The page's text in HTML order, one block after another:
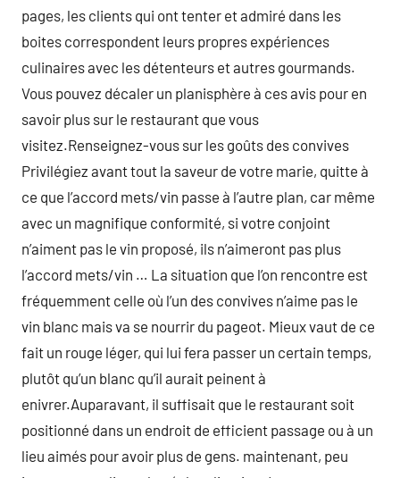
pages, les clients qui ont tenter et admiré dans les
boites correspondent leurs propres expériences
culinaires avec les détenteurs et autres gourmands.
Vous pouvez décaler un planisphère à ces avis pour en
savoir plus sur le restaurant que vous
visitez.Renseignez-vous sur les goûts des convives
Privilégiez avant tout la saveur de votre marie, quitte à
ce que l’accord mets/vin passe à l’autre plan, car même
avec un magnifique conformité, si votre conjoint
n’aiment pas le vin proposé, ils n’aimeront pas plus
l’accord mets/vin … La situation que l’on rencontre est
fréquemment celle où l’un des convives n’aime pas le
vin blanc mais va se nourrir du pageot. Mieux vaut de ce
fait un rouge léger, qui lui fera passer un certain temps,
plutôt qu’un blanc qu’il aurait peinent à
enivrer.Auparavant, il suffisait que le restaurant soit
positionné dans un endroit de efficient passage ou à un
lieu aimés pour avoir plus de gens. maintenant, peu